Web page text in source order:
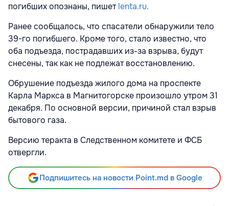
погибших опознаны, пишетlenta.ru.
Ранее сообщалось, что спасатели обнаружили тело
39-го погибшего. Кроме того, стало известно, что
оба подъезда, пострадавших из-за взрыва, будут
снесены, так как не подлежат восстановлению.
Обрушение подъезда жилого дома на проспекте
Карла Маркса в Магнитогорске произошло утром 31
декабря. По основной версии, причиной стал взрыв
бытового газа.
Версию теракта в Следственном комитете и ФСБ
отвергли.
Подпишитесь на новости Point.md в Google